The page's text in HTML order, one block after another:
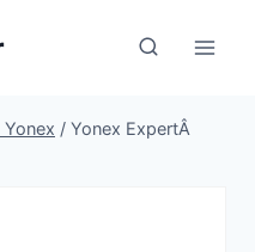
/ Yonex ExpertÂ